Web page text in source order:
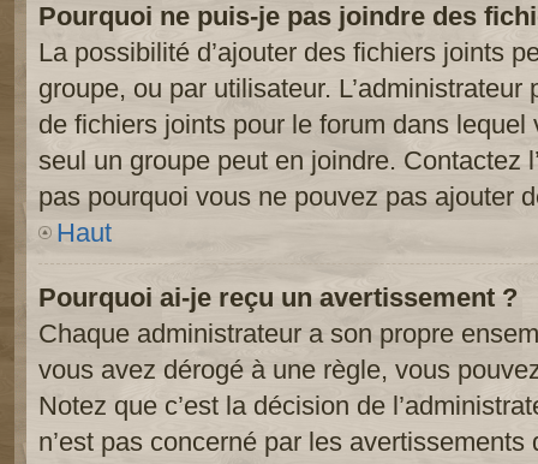
Pourquoi ne puis-je pas joindre des
La possibilité d’ajouter des fichiers joints
groupe, ou par utilisateur. L’administrateur
de fichiers joints pour le forum dans
seul un groupe peut en joindre. Contactez
pas pourquoi vous ne pouvez pas ajouter
Haut
Pourquoi ai-je reçu un avertissement ?
Chaque administrateur a son propre
vous avez dérogé à une règle, vous
Notez que c’est la décision de
n’est pas concerné par les avertissements